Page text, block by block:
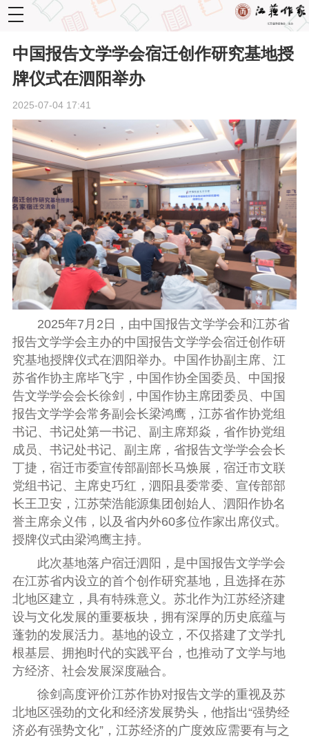
toggle
navigation
中国报告文学学会宿迁创作研究基地授
牌仪式在泗阳举办
2025-07-04 17:41
2025年7月2日，由中国报告文学学会和江苏省
报告文学学会主办的中国报告文学学会宿迁创作研
究基地授牌仪式在泗阳举办。中国作协副主席、江
苏省作协主席毕飞宇，中国作协全国委员、中国报
告文学学会会长徐剑，中国作协主席团委员、中国
报告文学学会常务副会长梁鸿鹰，江苏省作协党组
书记、书记处第一书记、副主席郑焱，省作协党组
成员、书记处书记、副主席，省报告文学学会会长
丁捷，宿迁市委宣传部副部长马焕展，宿迁市文联
党组书记、主席史巧红，泗阳县委常委、宣传部部
长王卫安，江苏荣浩能源集团创始人、泗阳作协名
誉主席余义伟，以及省内外60多位作家出席仪式。
授牌仪式由梁鸿鹰主持。
此次基地落户宿迁泗阳，是中国报告文学学会
在江苏省内设立的首个创作研究基地，且选择在苏
北地区建立，具有特殊意义。苏北作为江苏经济建
设与文化发展的重要板块，拥有深厚的历史底蕴与
蓬勃的发展活力。基地的设立，不仅搭建了文学扎
根基层、拥抱时代的实践平台，也推动了文学与地
方经济、社会发展深度融合。
徐剑高度评价江苏作协对报告文学的重视及苏
北地区强劲的文化和经济发展势头，他指出“强势经
济必有强势文化”，江苏经济的广度效应需要有与之